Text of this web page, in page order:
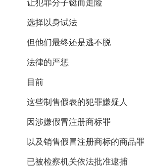
让犯罪分子铤而走险
选择以身试法
但他们最终还是逃不脱
法律的严惩
目前
这些制售假表的犯罪嫌疑人
因涉嫌假冒注册商标罪
以及销售假冒注册商标的商品罪
已被检察机关依法批准逮捕